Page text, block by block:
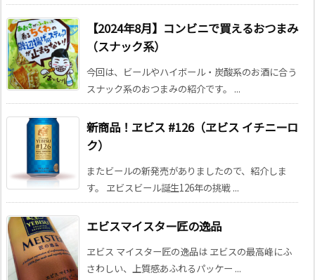
【2024年8月】コンビニで買えるおつまみ
（スナック系）
今回は、ビールやハイボール・炭酸系のお酒に合う
スナック系のおつまみの紹介です。 ...
新商品！ヱビス #126（ヱビス イチニーロ
ク）
またビールの新発売がありましたので、紹介しま
す。 ヱビスビール誕生126年の挑戦 ...
エビスマイスター匠の逸品
ヱビス マイスター匠の逸品は ヱビスの最高峰にふ
さわしい、上質感あふれるパッケー ...